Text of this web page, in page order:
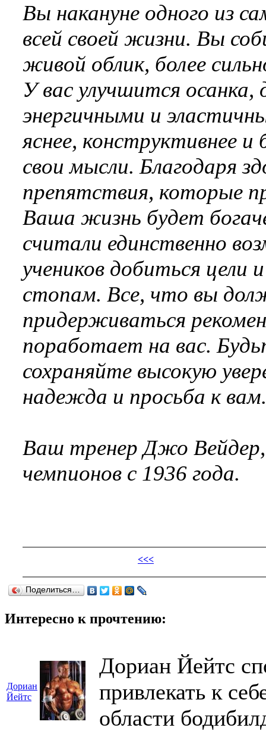
Вы накануне одного из
всей своей жизни. Вы
живой облик, более
У вас улучшится
энергичными и
яснее, конструктивнее
свои мысли. Благодаря
препятствия, которые
Ваша жизнь будет
считали единственно
учеников добиться цели
стопам. Все, что вы
придерживаться
поработает на вас.
сохраняйте высокую
надежда и просьба к вам.
Ваш тренер Джо
чемпионов с 1936 года.
<<<
Поделиться…
Интересно к прочтению:
Дориан
Йейтс
Дориан Йейтс
привлекать к
области